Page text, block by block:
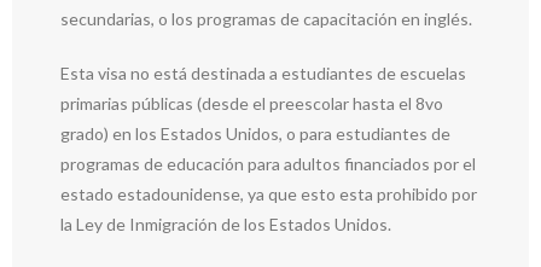
secundarias, o los programas de capacitación en inglés.
Esta visa no está destinada a estudiantes de escuelas
primarias públicas (desde el preescolar hasta el 8vo
grado) en los Estados Unidos, o para estudiantes de
programas de educación para adultos financiados por el
estado estadounidense, ya que esto esta prohibido por
la Ley de Inmigración de los Estados Unidos.